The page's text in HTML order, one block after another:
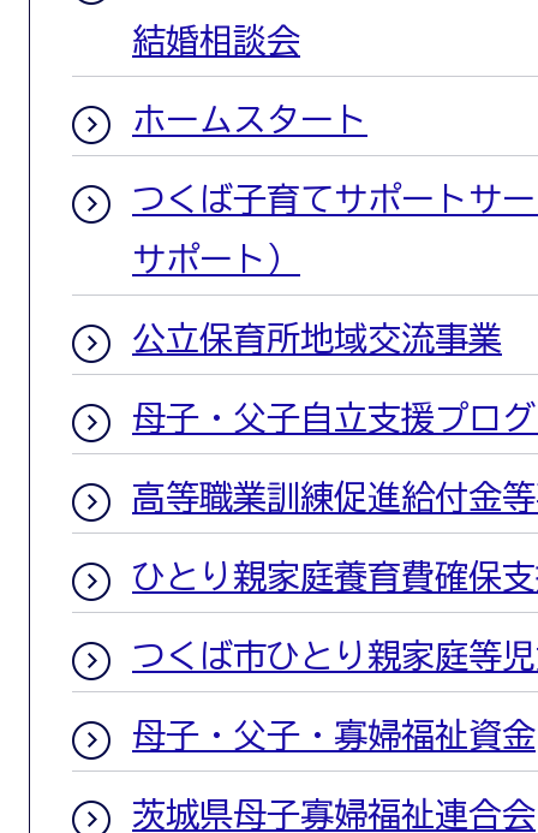
結婚相談会
ホームスタート
つくば子育てサポートサ
サポート）
公立保育所地域交流事業
母子・父子自立支援プロ
高等職業訓練促進給付金
ひとり親家庭養育費確保
つくば市ひとり親家庭等
母子・父子・寡婦福祉資金
茨城県母子寡婦福祉連合会